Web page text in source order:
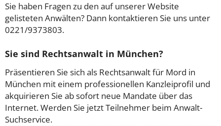
Sie haben Fragen zu den auf unserer Website
gelisteten Anwälten? Dann kontaktieren Sie uns unter
0221/9373803.
Sie sind Rechtsanwalt in München?
Präsentieren Sie sich als Rechtsanwalt für Mord in
München mit einem professionellen Kanzleiprofil und
akquirieren Sie ab sofort neue Mandate über das
Internet. Werden Sie jetzt Teilnehmer beim Anwalt-
Suchservice.